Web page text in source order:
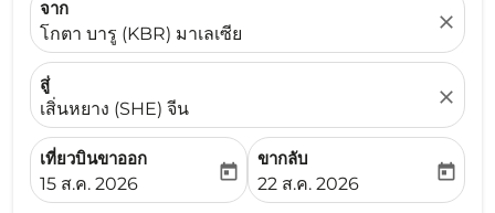
จาก
โกตา บารู (KBR) มาเลเซีย
close
สู่
เสิ่นหยาง (SHE) จีน
close
เที่ยวบินขาออก
fc-booking-departure-date-aria-label
15 ส.ค. 2026
today
ขากลับ
fc-booking-return-date-
22 ส.ค. 2026
today